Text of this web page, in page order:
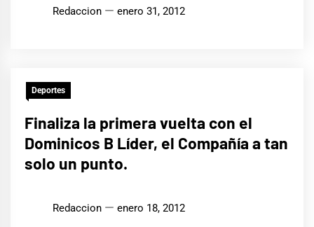
Redaccion enero 31, 2012
Deportes
Finaliza la primera vuelta con el
Dominicos B Líder, el Compañía a tan
solo un punto.
Redaccion enero 18, 2012